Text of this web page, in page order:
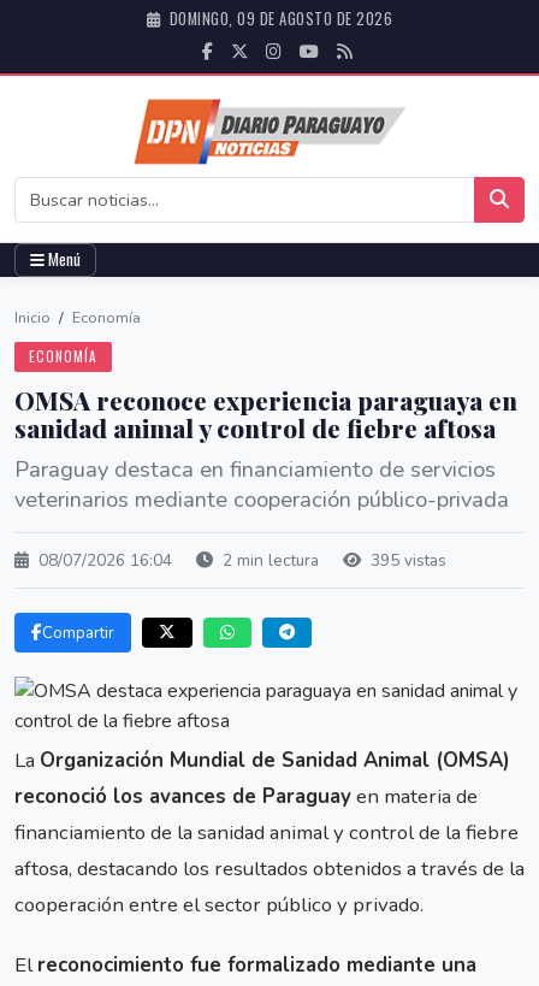
DOMINGO, 09 DE AGOSTO DE 2026
Menú
Inicio / Economía
ECONOMÍA
OMSA reconoce experiencia paraguaya en
sanidad animal y control de fiebre aftosa
Paraguay destaca en financiamiento de servicios
veterinarios mediante cooperación público-privada
08/07/2026 16:04 2 min lectura 395 vistas
Compartir
La Organización Mundial de Sanidad Animal (OMSA)
reconoció los avances de Paraguayen materia de
financiamiento de la sanidad animal y control de la fiebre
aftosa, destacando los resultados obtenidos a través de la
cooperación entre el sector público y privado.
Elreconocimiento fue formalizado mediante una